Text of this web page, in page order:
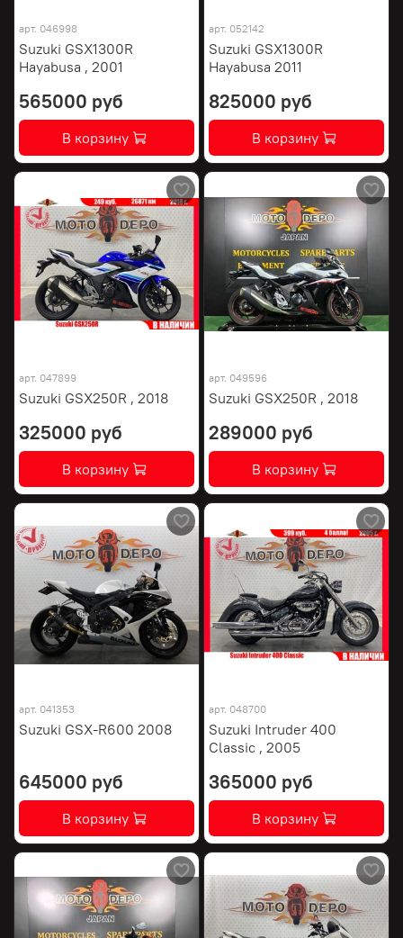
арт. 046998
Suzuki GSX1300R
Hayabusa , 2001
565000 руб
В корзину
арт. 052142
Suzuki GSX1300R
Hayabusa 2011
825000 руб
В корзину
арт. 047899
Suzuki GSX250R , 2018
325000 руб
В корзину
арт. 049596
Suzuki GSX250R , 2018
289000 руб
В корзину
арт. 041353
Suzuki GSX-R600 2008
645000 руб
В корзину
арт. 048700
Suzuki Intruder 400
Classic , 2005
365000 руб
В корзину